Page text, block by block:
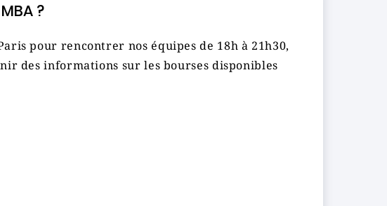
?
pour rencontrer nos équipes de 18h à 21h30,
des informations sur les bourses disponibles